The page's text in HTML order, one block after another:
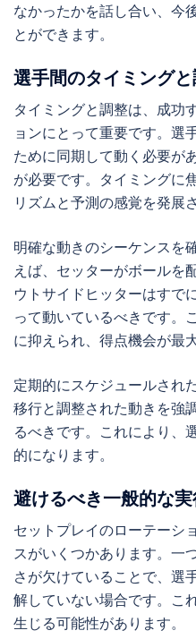
なかったかを話し合い、今
とができます。
選手間のタイミング
タイミングと調整は、成功
ョンにとって重要です。選
ために同期して動く必要が
が必要です。タイミングに
リズムと予測の感覚を発展
明確な動きのシーケンスを
えば、セッターがボールを
ウトサイドヒッターはすで
って動いているべきです。
に抑えられ、得点機会が最
定期的にスケジュールされ
移行と調整された動きを強
るべきです。これにより、
的になります。
避けるべき一般的な
セットプレイのローテーシ
スがいくつかあります。一
さが欠けていることで、選
解していない場合です。こ
生じる可能性があります。